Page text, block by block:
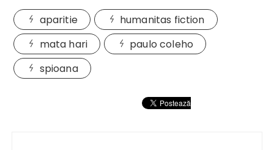
aparitie
humanitas fiction
mata hari
paulo coleho
spioana